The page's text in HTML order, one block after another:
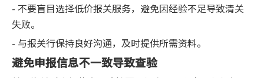
- 不要盲目选择低价报关服务，避免因经验不足导致清关
失败。
- 与报关行保持良好沟通，及时提供所需资料。
避免申报信息不一致导致查验